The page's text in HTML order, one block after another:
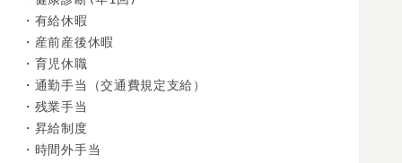
・有給休暇
・産前産後休暇
・育児休職
・通勤手当（交通費規定支給）
・残業手当
・昇給制度
・時間外手当